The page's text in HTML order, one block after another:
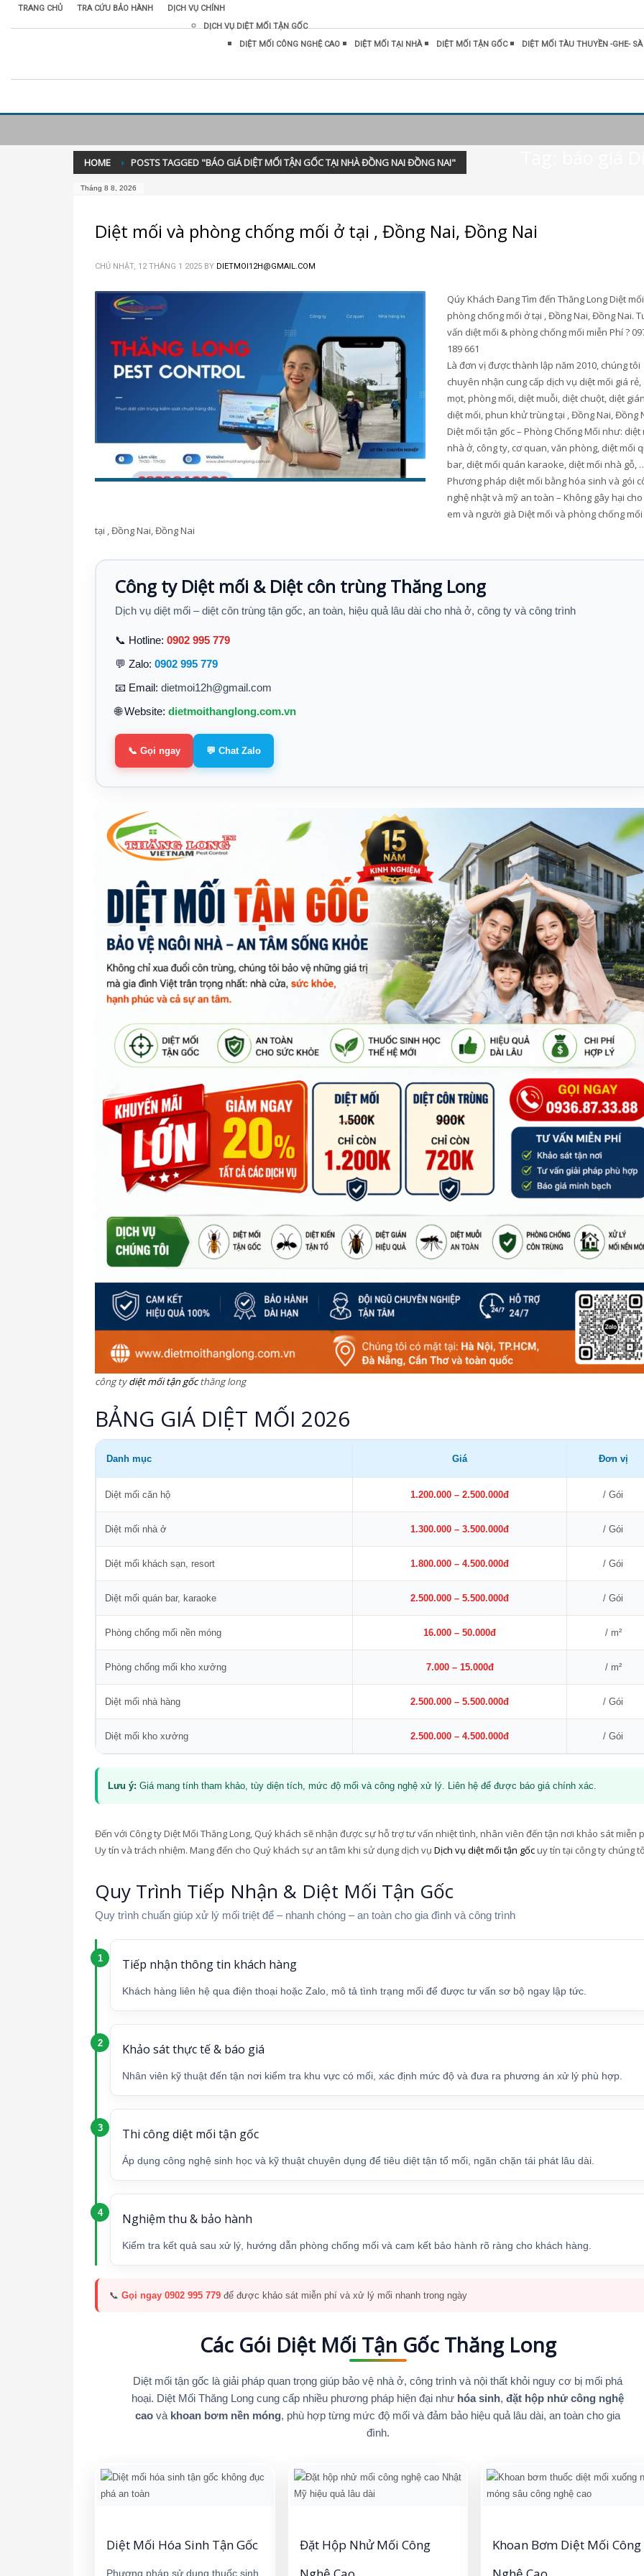
TRANG CHỦ TRA CỨU BẢO HÀNH
DỊCH VỤ CHÍNH
DỊCH VỤ DIỆT MỐI TẬN GỐC
DIỆT MỐI CÔNG NGHỆ CAO
DIỆT MỐI TẠI NHÀ DIỆT MỐI TẬN GỐC DIỆT MỐI TÀU THUYỀN -GHE-
HOME POSTS TAGGED "BÁO GIÁ DIỆT MỐI TẬN GỐC TẠI NHÀ ĐỒNG NAI ĐỒNG NAI"
Tháng 8 8, 2026
Diệt mối và phòng chống mối ở tại , Đồng Nai, Đồng Nai
CHỦ NHẬT, 12 THÁNG 1 2025 BY DIETMOI12H@GMAIL.COM
Qúy Khách Đang Tìm đến Thăng Long Diệt
phòng chống mối ở tại , Đồng Nai, Đồng Nai.
vấn diệt mối & phòng chống mối miễn Phí ?
189 661
Là đơn vị được thành lập năm 2010, chúng tôi
chuyên nhận cung cấp dịch vụ diệt mối giá rẻ,
mọt, phòng mối, diệt muỗi, diệt chuột, diệt
diệt mối, phun khử trùng tại , Đồng Nai, Đồng
Diệt mối tận gốc – Phòng Chống Mối như: diệt
nhà ở, công ty, cơ quan, văn phòng, diệt mối
bar, diệt mối quán karaoke, diệt mối nhà gỗ,
Phương pháp diệt mối bằng hóa sinh và gói
nghệ nhật và mỹ an toàn – Không gây hại
em và người già Diệt mối và phòng chống
tại , Đồng Nai, Đồng Nai
Công ty Diệt mối & Diệt côn trùng Thăng Long
Dịch vụ diệt mối – diệt côn trùng tận gốc, an toàn, hiệu quả lâu dài cho nhà ở, công ty và công trình
📞 Hotline: 0902 995 779
💬 Zalo: 0902 995 779
📧 Email: dietmoi12h@gmail.com
🌐 Website: dietmoithanglong.com.vn
📞 Gọi ngay 💬 Chat Zalo
công tydiệt mối tận gốcthăng long
BẢNG GIÁ DIỆT MỐI 2026
Danh mục Giá Đơn vị
Diệt mối căn hộ 1.200.000 – 2.500.000đ / Gói
Diệt mối nhà ở 1.300.000 – 3.500.000đ / Gói
Diệt mối khách sạn, resort 1.800.000 – 4.500.000đ / Gói
Diệt mối quán bar, karaoke 2.500.000 – 5.500.000đ / Gói
Phòng chống mối nền móng 16.000 – 50.000đ / m²
Phòng chống mối kho xưởng 7.000 – 15.000đ / m²
Diệt mối nhà hàng 2.500.000 – 5.500.000đ / Gói
Diệt mối kho xưởng 2.500.000 – 4.500.000đ / Gói
Lưu ý: Giá mang tính tham khảo, tùy diện tích, mức độ mối và công nghệ xử lý. Liên hệ để được báo giá chính xác.
Đến với Công ty Diệt Mối Thăng Long, Quý khách sẽ nhận được sự hỗ trợ tư vấn nhiệt tình, nhân viên đến tận nơi khảo sát miễn
Uy tín và trách nhiệm. Mang đến cho Quý khách sự an tâm khi sử dụng dịch vụ Dịch vụ diệt mối tận gốcuy tín tại công ty chúng
Quy Trình Tiếp Nhận & Diệt Mối Tận Gốc
Quy trình chuẩn giúp xử lý mối triệt để – nhanh chóng – an toàn cho gia đình và công trình
Tiếp nhận thông tin khách hàng
Khách hàng liên hệ qua điện thoại hoặc Zalo, mô tả tình trạng mối để được tư vấn sơ bộ ngay lập tức.
Khảo sát thực tế & báo giá
Nhân viên kỹ thuật đến tận nơi kiểm tra khu vực có mối, xác định mức độ và đưa ra phương án xử lý phù hợp.
Thi công diệt mối tận gốc
Áp dụng công nghệ sinh học và kỹ thuật chuyên dụng để tiêu diệt tận tổ mối, ngăn chặn tái phát lâu dài.
Nghiệm thu & bảo hành
Kiểm tra kết quả sau xử lý, hướng dẫn phòng chống mối và cam kết bảo hành rõ ràng cho khách hàng.
📞 Gọi ngay 0902 995 779 để được khảo sát miễn phí và xử lý mối nhanh trong ngày
Các Gói Diệt Mối Tận Gốc Thăng Long
Diệt mối tận gốc là giải pháp quan trọng giúp bảo vệ nhà ở, công trình và nội thất khỏi nguy cơ bị mối phá
hoại. Diệt Mối Thăng Long cung cấp nhiều phương pháp hiện đại như hóa sinh,đặt hộp nhử công nghệ
cao và khoan bơm nền móng, phù hợp từng mức độ mối và đảm bảo hiệu quả lâu dài, an toàn cho gia
đình.
Diệt Mối Hóa Sinh Tận Gốc
Phương pháp sử dụng thuốc sinh
Đặt Hộp Nhử Mối Công
Khoan Bơm Diệt Mối Công